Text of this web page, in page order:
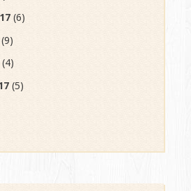
(6)
(9)
(4)
(5)